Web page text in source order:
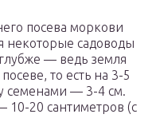
посева моркови
некоторые садоводы
— ведь земля
то есть на 3-5
семенами — 3-4 см.
20 сантиметров (с